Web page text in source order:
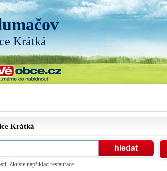
Krátká
Krátká
Zkuste například restaurace